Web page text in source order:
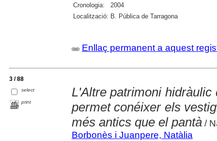
Cronologia:
2004
Localització: B. Pública de Tarragona
Enllaç permanent a aquest
3 / 88
select
print
L'Altre patrimoni
permet conéixer els
més antics que el pantà/
Borbonès i Juanpere, Natàlia